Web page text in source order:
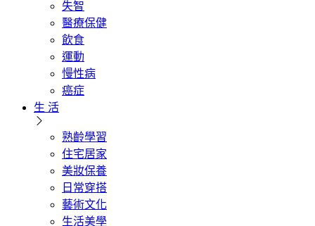
失智
醫療保健
飲食
運動
慢性病
癌症
生 活
熟齡學習
住宅居家
美妝保養
日常穿搭
藝術文化
生活美學